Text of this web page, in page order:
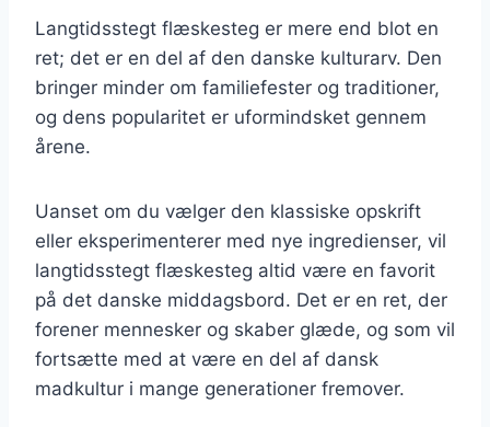
Langtidsstegt flæskesteg er mere end blot en
ret; det er en del af den danske kulturarv. Den
bringer minder om familiefester og traditioner,
og dens popularitet er uformindsket gennem
årene.
Uanset om du vælger den klassiske opskrift
eller eksperimenterer med nye ingredienser, vil
langtidsstegt flæskesteg altid være en favorit
på det danske middagsbord. Det er en ret, der
forener mennesker og skaber glæde, og som vil
fortsætte med at være en del af dansk
madkultur i mange generationer fremover.